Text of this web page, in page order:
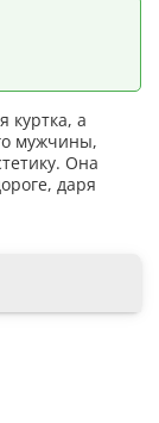
куртка, а
мужчины,
Она
даря